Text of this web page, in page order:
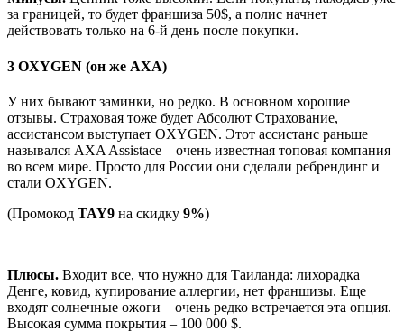
за границей, то будет франшиза 50$, а полис начнет
действовать только на 6-й день после покупки.
3 OXYGEN (он же AXA)
У них бывают заминки, но редко. В основном хорошие
отзывы. Страховая тоже будет Абсолют Страхование,
ассистансом выступает OXYGEN. Этот ассистанс раньше
назывался AXA Assistace – очень известная топовая компания
во всем мире. Просто для России они сделали ребрендинг и
стали OXYGEN.
(Промокод TAY9 на скидку 9%)
Плюсы. Входит все, что нужно для Таиланда: лихорадка
Денге, ковид, купирование аллергии, нет франшизы. Еще
входят солнечные ожоги – очень редко встречается эта опция.
Высокая сумма покрытия – 100 000 $.